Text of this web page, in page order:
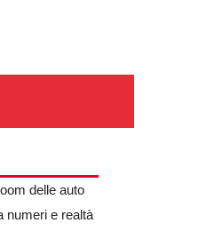
delle auto
numeri e realtà